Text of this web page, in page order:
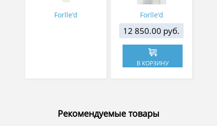
Forlle’d Forlle’d
12 850.00 руб.
В КОРЗИНУ
Рекомендуемые товары